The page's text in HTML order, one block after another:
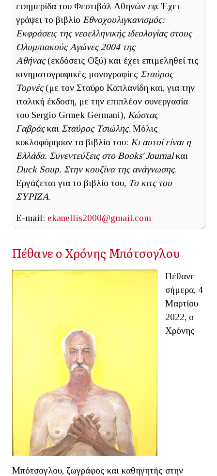
εφημερίδα του Φεστιβάλ Αθηνών εφ. Έχει
γράψει το βιβλίο Εθνοχουλιγκανισμός:
Εκφράσεις της νεοελληνικής ιδεολογίας στους
Ολυμπιακούς Αγώνες 2004 της
Αθήνας(εκδόσεις Οξύ) και έχει επιμεληθεί τις
κινηματογραφικές μονογραφίες Σταύρος
Τορνές(με τον Σταύρο Καπλανίδη και, για την
ιταλική έκδοση, με την επιπλέον συνεργασία
του Sergio Grmek Germani), Κώστας
Γαβράςκαι Σταύρος Τσιώλης. Μόλις
κυκλοφόρησαν τα βιβλία του: Κι αυτοί είναι η
Ελλάδα. Συνεντεύξεις στο Books' Journalκαι
Duck Soup. Στην κουζίνα της ανάγνωσης.
Εργάζεται για το βιβλίο του, Το κιτς του
ΣΥΡΙΖΑ.
E-mail: ekanellis2000@gmail.com
Πέθανε ο Χρόνης Μπότσογλου
Πέθανε
σήμερα, 4
Μαρτίου
2022, ο
Χρόνης
Μπότσογλου, ζωγράφος και καθηγητής στην